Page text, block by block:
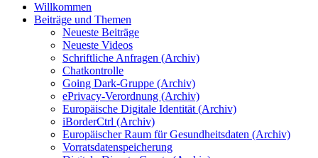
Willkommen
Beiträge und Themen
Neueste Beiträge
Neueste Videos
Schriftliche Anfragen (Archiv)
Chatkontrolle
Going Dark-Gruppe (Archiv)
ePrivacy-Verordnung (Archiv)
Europäische Digitale Identität (Archiv)
iBorderCtrl (Archiv)
Europäischer Raum für Gesundheitsdaten (Archiv)
Vorratsdatenspeicherung